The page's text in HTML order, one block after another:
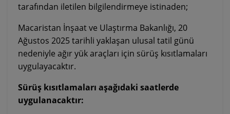
tarafından iletilen bilgilendirmeye istinaden;
Macaristan İnşaat ve Ulaştırma Bakanlığı, 20
Ağustos 2025 tarihli yaklaşan ulusal tatil günü
nedeniyle ağır yük araçları için sürüş kısıtlamaları
uygulayacaktır.
Sürüş kısıtlamaları aşağıdaki saatlerde
uygulanacaktır: